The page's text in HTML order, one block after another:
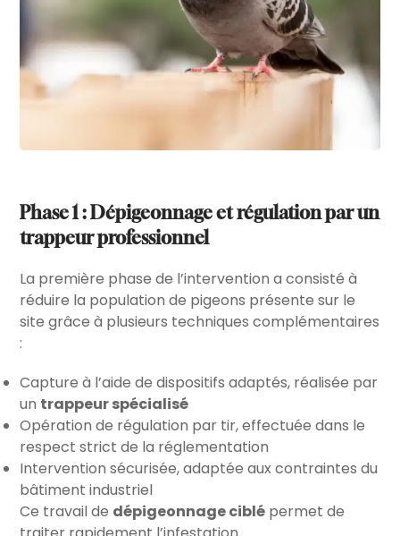
Phase 1 : Dépigeonnage et régulation par un
trappeur professionnel
La première phase de l’intervention a consisté à
réduire la population de pigeons présente sur le
site grâce à plusieurs techniques complémentaires
:
Capture à l’aide de dispositifs adaptés, réalisée par
un trappeur spécialisé
Opération de régulation par tir, effectuée dans le
respect strict de la réglementation
Intervention sécurisée, adaptée aux contraintes du
bâtiment industriel
Ce travail de dépigeonnage ciblé permet de